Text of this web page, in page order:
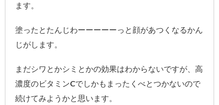
ます。
塗ったとたんじわーーーーーっと顔があつくなるかん
じがします。
まだシワとかシミとかの効果はわからないですが、高
濃度のビタミンCでしかもまったくべとつかないので
続けてみようかと思います。